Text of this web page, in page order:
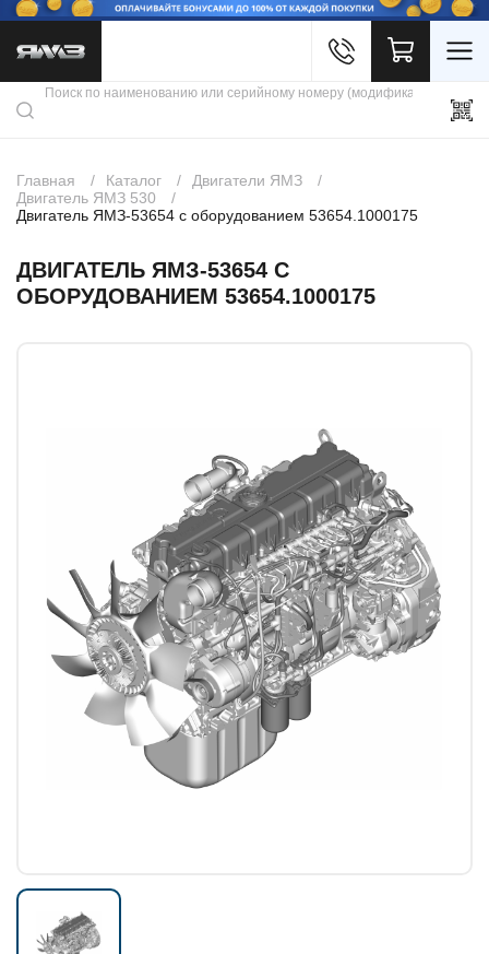
Каталог продукции
Скидки
Контакты
Главная Каталог
Двигатели ЯМЗ
Двигатель ЯМЗ 530
Двигатель ЯМЗ-53654 с оборудованием 53654.1000175
ДВИГАТЕЛЬ ЯМЗ-53654 С
ОБОРУДОВАНИЕМ 53654.1000175